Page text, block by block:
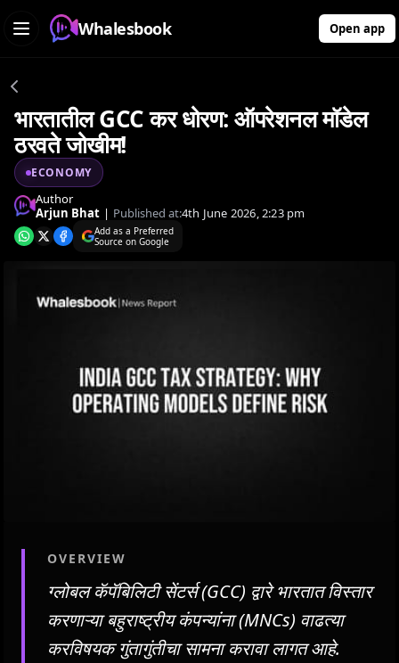
Whalesbook Open app
भारतातील GCC कर धोरण: ऑपरेशनल मॉडेल
ठरवते जोखीम!
ECONOMY
Author
Arjun Bhat | Published at:4th June 2026, 2:23 pm
Add as a Preferred
Source on Google
OVERVIEW
ग्लोबल कॅपॅबिलिटी सेंटर्स (GCC) द्वारे भारतात विस्तार
करणाऱ्या बहुराष्ट्रीय कंपन्यांना (MNCs) वाढत्या
करविषयक गुंतागुंतीचा सामना करावा लागत आहे.